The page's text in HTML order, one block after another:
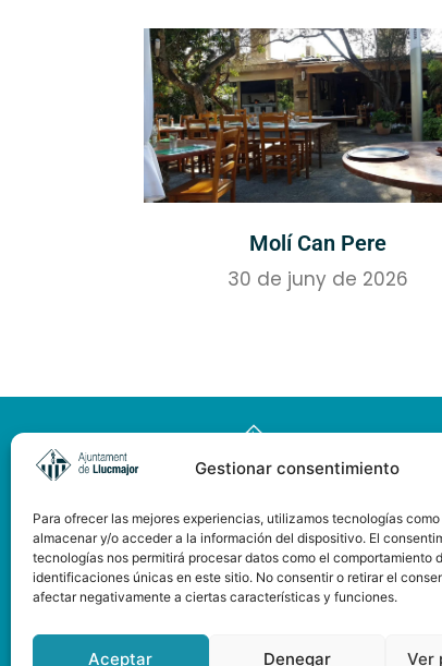
Gestionar consentimiento
Para ofrecer las mejores experiencias, utilizamos tecnologías
almacenar y/o acceder a la información del dispositivo. El
tecnologías nos permitirá procesar datos como el comportamiento
identificaciones únicas en este sitio. No consentir o retirar el
afectar negativamente a ciertas características y funciones.
Aceptar Denegar Ver
Molí Can Pere
30 de juny de 2026
Pàgina web subvencionada